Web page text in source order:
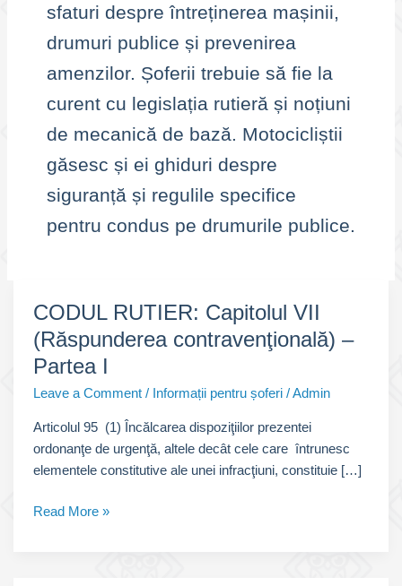
sfaturi despre întreținerea mașinii,
drumuri publice și prevenirea
amenzilor. Șoferii trebuie să fie la
curent cu legislația rutieră și noțiuni
de mecanică de bază. Motocicliștii
găsesc și ei ghiduri despre
siguranță și regulile specifice
pentru condus pe drumurile publice.
CODUL RUTIER: Capitolul VII
(Răspunderea contravenţională) –
Partea I
Leave a Comment / Informații pentru șoferi /Admin
Articolul 95 (1) Încălcarea dispoziţiilor prezentei
ordonanţe de urgenţă, altele decât cele care întrunesc
elementele constitutive ale unei infracţiuni, constituie […]
CODUL
Read More »